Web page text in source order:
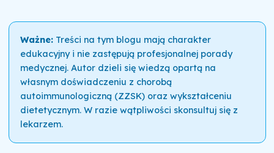
Ważne:Treści na tym blogu mają charakter
edukacyjny i nie zastępują profesjonalnej porady
medycznej. Autor dzieli się wiedzą opartą na
własnym doświadczeniu z chorobą
autoimmunologiczną (ZZSK) oraz wykształceniu
dietetycznym. W razie wątpliwości skonsultuj się z
lekarzem.